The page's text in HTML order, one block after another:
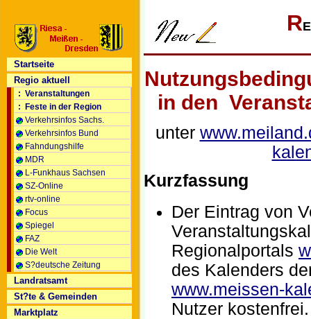
Startseite
Regio aktuell
: Veranstaltungen
: Feste in der Region
Verkehrsinfos Sachs.
Verkehrsinfos Bund
Fahndungshilfe
MDR
L-Funkhaus Sachsen
SZ-Online
rtv-online
Focus
Spiegel
FAZ
Die Welt
S?deutsche Zeitung
Landratsamt
St?te & Gemeinden
Marktplatz
R
in den
unter
Kurzfassung
Der Eintrag von
Regionalportals
des Kalenders
www.meissen-
Nutzer kostenfrei.